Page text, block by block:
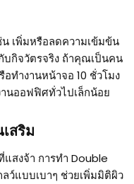
เพิ่มหรือลดความเข้มข้น
กิจวัตรจริง ถ้าคุณเป็นคน
ทำงานหน้าจอ 10 ชั่วโมง
นออฟฟิศทั่วไปเล็กน้อย
สริม
สงจ้า การทำ Double
ว์แบบเบาๆ ช่วยเพิ่มมิติผิว